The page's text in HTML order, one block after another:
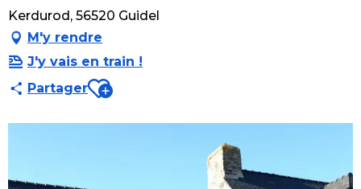
Kerdurod, 56520 Guidel
M'y rendre
J'y vais en train !
PartagerAjouter aux favoris